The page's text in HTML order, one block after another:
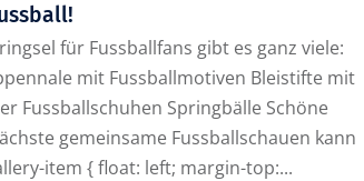
für Fussballfans gibt es ganz viele:
mit Fussballmotiven Bleistifte mit
Fussballschuhen Springbälle Schöne
gemeinsame Fussballschauen kann
item { float: left; margin-top:...